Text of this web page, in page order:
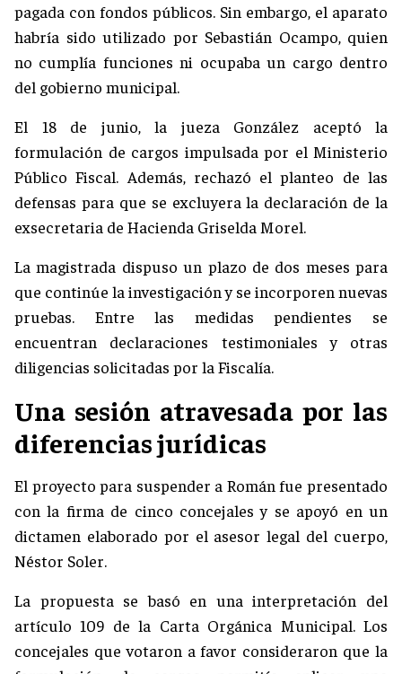
pagada con fondos públicos. Sin embargo, el aparato
habría sido utilizado por Sebastián Ocampo, quien
no cumplía funciones ni ocupaba un cargo dentro
del gobierno municipal.
El 18 de junio, la jueza González aceptó la
formulación de cargos impulsada por el Ministerio
Público Fiscal. Además, rechazó el planteo de las
defensas para que se excluyera la declaración de la
exsecretaria de Hacienda Griselda Morel.
La magistrada dispuso un plazo de dos meses para
que continúe la investigación y se incorporen nuevas
pruebas. Entre las medidas pendientes se
encuentran declaraciones testimoniales y otras
diligencias solicitadas por la Fiscalía.
Una sesión atravesada por las
diferencias jurídicas
El proyecto para suspender a Román fue presentado
con la firma de cinco concejales y se apoyó en un
dictamen elaborado por el asesor legal del cuerpo,
Néstor Soler.
La propuesta se basó en una interpretación del
artículo 109 de la Carta Orgánica Municipal. Los
concejales que votaron a favor consideraron que la